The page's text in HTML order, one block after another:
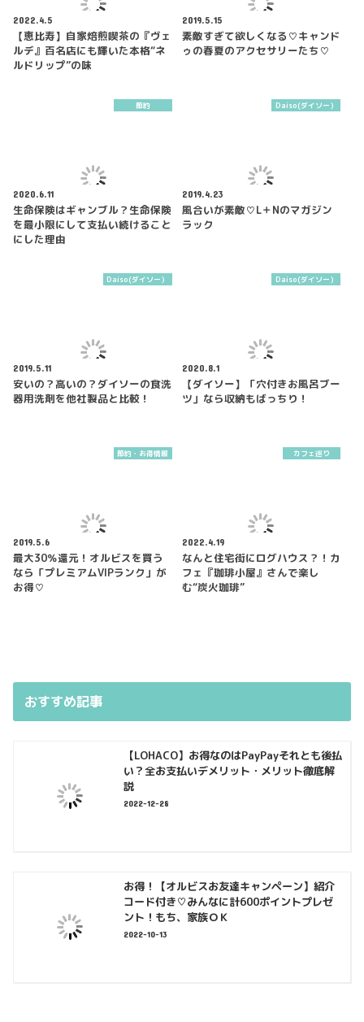
2022.4.5
【恵比寿】自家焙煎喫茶の『ヴェ
ルデ』百名店にも輝いた本格“ネ
ルドリップ”の味
2019.5.15
素敵すぎて欲しくなる♡キャンド
ゥの春夏のアクセサリーたち♡
節約
2020.6.11
生命保険はギャンブル？生命保険
を最小限にして支払い続けること
にした理由
Daiso(ダイソー）
2019.4.23
風合いが素敵♡L＋Nのマガジン
ラック
Daiso(ダイソー）
2019.5.11
安いの？高いの？ダイソーの食洗
器用洗剤を他社製品と比較！
Daiso(ダイソー）
2020.8.1
【ダイソー】「穴付きお風呂ブー
ツ」なら収納もばっちり！
節約・お得情報
2019.5.6
最大30％還元！オルビスを買う
なら「プレミアムVIPランク」が
お得♡
カフェ巡り
2022.4.19
なんと住宅街にログハウス？！カ
フェ『珈琲小屋』さんで楽し
む“炭火珈琲”
おすすめ記事
【LOHACO】お得なのはPayPayそれとも後払
い？全お支払いデメリット・メリット徹底解
説
2022-12-28
お得！【オルビスお友達キャンペーン】紹介
コード付き♡みんなに計600ポイントプレゼ
ント！もち、家族ＯＫ
2022-10-13